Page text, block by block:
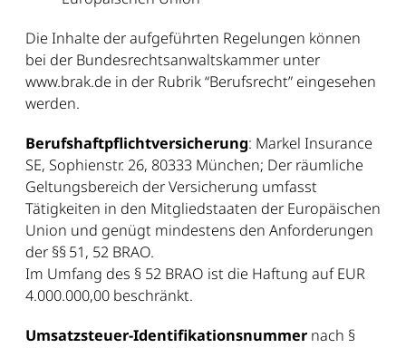
Die Inhalte der aufgeführten Regelungen können
bei der Bundesrechtsanwaltskammer unter
www.brak.de in der Rubrik “Berufsrecht” eingesehen
werden.
Berufshaftpflichtversicherung: Markel Insurance
SE, Sophienstr. 26, 80333 München; Der räumliche
Geltungsbereich der Versicherung umfasst
Tätigkeiten in den Mitgliedstaaten der Europäischen
Union und genügt mindestens den Anforderungen
der §§ 51, 52 BRAO.
Im Umfang des § 52 BRAO ist die Haftung auf EUR
4.000.000,00 beschränkt.
Umsatzsteuer-Identifikationsnummer nach §